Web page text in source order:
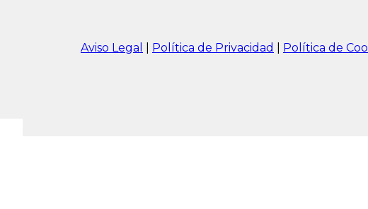
Aviso Legal Política de Privacidad Política de